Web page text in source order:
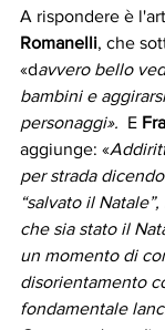
A rispondere è
Romanelli, che
«davvero bello
bambini e
personaggi». E
aggiunge: «
per strada
“salvato il
che sia stato il
un momento di
disorientamento
fondamentale